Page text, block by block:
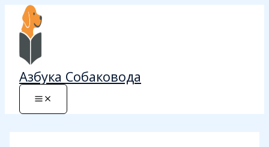
Перейти
содержимому
Азбука Собаковода